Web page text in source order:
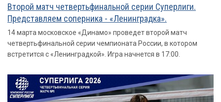
Второй матч четвертьфинальной серии Суперлиги.
Представляем соперника - «Ленинградка».
14 марта московское «Динамо» проведет второй матч
четвертьфинальной серии чемпионата России, в котором
встретится с «Ленинградкой». Игра начнется в 17:00.